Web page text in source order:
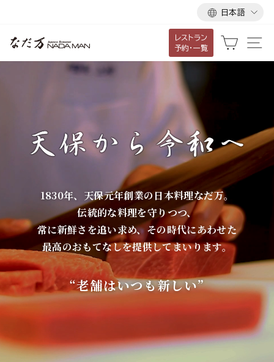
す
る
言
語
日本語
な
だ
レストラン
予約・一覧
カート
1830年、天保元年創業の日本料理なだ万。
伝統的な料理を守りつつ、
常に新鮮さを追い求め、その時代にあわせた
最高のおもてなしを提供してまいります。
“老舗はいつも新しい”